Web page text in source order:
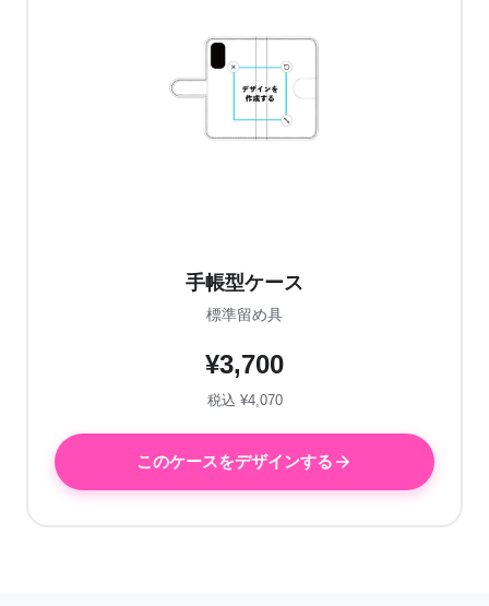
手帳型ケース
標準留め具
¥3,700
税込 ¥4,070
このケースをデザインする